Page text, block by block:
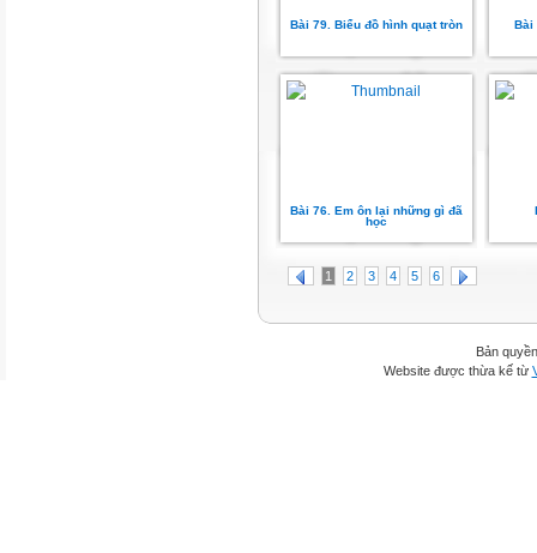
Bài 79. Biểu đồ hình quạt tròn Bài
Bài 76. Em ôn lại những gì đã
học
1 2 3 4 5 6
Bản
Website được thừa kế từ